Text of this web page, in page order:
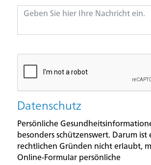
Datenschutz
Persönliche
besonders schützenswert. Darum ist
rechtlichen Gründen nicht erlaubt,
Online-Formular persönliche